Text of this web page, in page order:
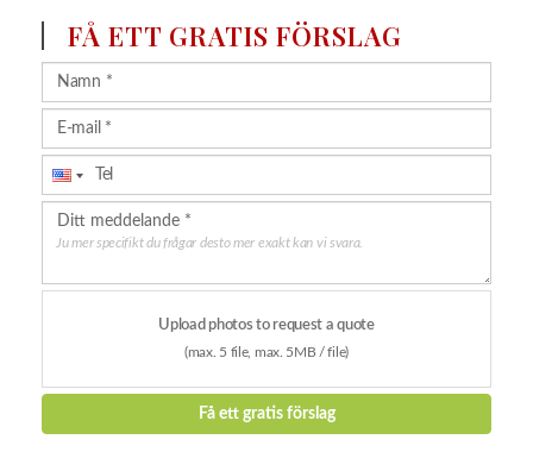
FÅ ETT GRATIS FÖRSLAG
Ju mer specifikt du frågar desto mer exakt kan vi svara.
Upload photos to request a quote
(max. 5 file, max. 5MB / file)
Få ett gratis förslag